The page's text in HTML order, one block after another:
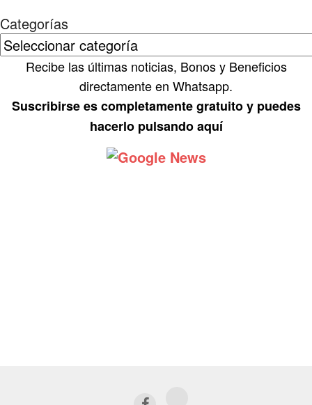
Categorías
Recibe las últimas noticias, Bonos y Beneficios
directamente en Whatsapp.
Suscribirse es completamente gratuito y puedes
hacerlo pulsando aquí